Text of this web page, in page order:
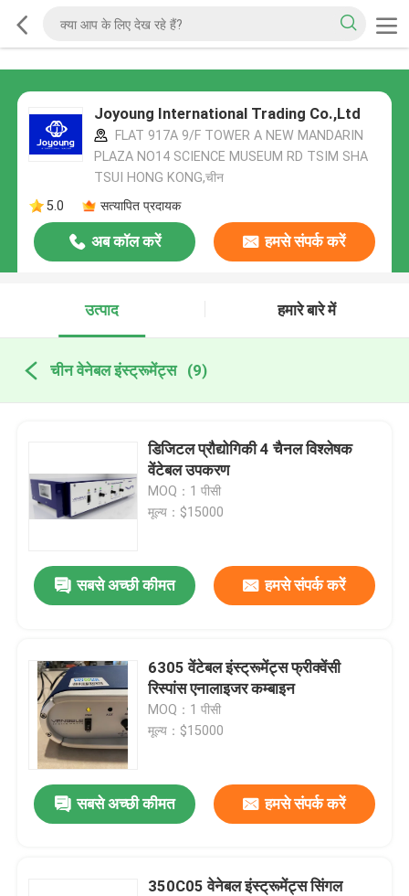
Joyoung International Trading Co.,Ltd
FLAT 917A 9/F TOWER A NEW MANDARIN
PLAZA NO14 SCIENCE MUSEUM RD TSIM SHA
TSUI HONG KONG,चीन
5.0
सत्यापित प्रदायक
अब कॉल करें हमसे संपर्क करें
उत्पाद हमारे बारे में
चीन वेनेबल इंस्ट्रूमेंट्स (9)
डिजिटल प्रौद्योगिकी 4 चैनल विश्लेषक
वेंटेबल उपकरण
MOQ：1 पीसी
मूल्य：$15000
सबसे अच्छी कीमत हमसे संपर्क करें
6305 वेंटेबल इंस्ट्रूमेंट्स फ्रीक्वेंसी
रिस्पांस एनालाइजर कम्बाइन
MOQ：1 पीसी
मूल्य：$15000
सबसे अच्छी कीमत हमसे संपर्क करें
350C05 वेनेबल इंस्ट्रूमेंट्स सिंगल